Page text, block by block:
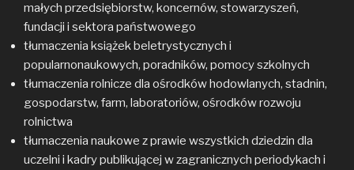
małych przedsiębiorstw, koncernów, stowarzyszeń,
fundacji i sektora państwowego
tłumaczenia książek beletrystycznych i
popularnonaukowych, poradników, pomocy szkolnych
tłumaczenia rolnicze dla ośrodków hodowlanych, stadnin,
gospodarstw, farm, laboratoriów, ośrodków rozwoju
rolnictwa
tłumaczenia naukowe z prawie wszystkich dziedzin dla
uczelni i kadry publikującej w zagranicznych periodykach i